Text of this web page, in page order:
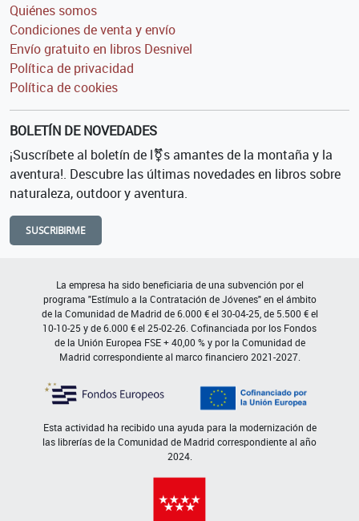
Quiénes somos
Condiciones de venta y envío
Envío gratuito en libros Desnivel
Política de privacidad
Política de cookies
BOLETÍN DE NOVEDADES
¡Suscríbete al boletín de l⚧s amantes de la montaña y la
aventura!. Descubre las últimas novedades en libros sobre
naturaleza, outdoor y aventura.
SUSCRIBIRME
La empresa ha sido beneficiaria de una subvención por el
programa "Estímulo a la Contratación de Jóvenes" en el ámbito
de la Comunidad de Madrid de 6.000 € el 30-04-25, de 5.500 € el
10-10-25 y de 6.000 € el 25-02-26. Cofinanciada por los Fondos
de la Unión Europea FSE + 40,00 % y por la Comunidad de
Madrid correspondiente al marco financiero 2021-2027.
Esta actividad ha recibido una ayuda para la modernización de
las librerías de la Comunidad de Madrid correspondiente al año
2024.